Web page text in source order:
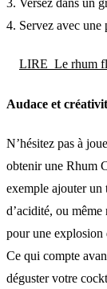
3. Versez dans un
4. Servez avec une
LIRE Le rhum
Audace et
N’hésitez pas à
obtenir une Rhum
exemple ajouter un
d’acidité, ou
pour une explosion
Ce qui compte
déguster votre